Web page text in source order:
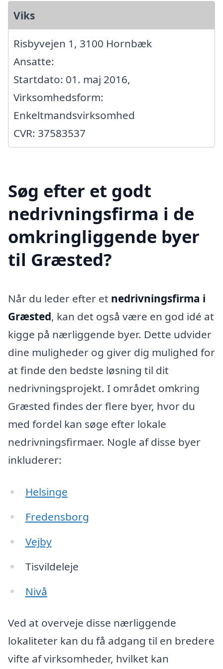
Viks
Risbyvejen 1, 3100 Hornbæk
Ansatte:
Startdato: 01. maj 2016,
Virksomhedsform:
Enkeltmandsvirksomhed
CVR: 37583537
Søg efter et godt
nedrivningsfirma i de
omkringliggende byer
til Græsted?
Når du leder efter et nedrivningsfirma i
Græsted, kan det også være en god idé at
kigge på nærliggende byer. Dette udvider
dine muligheder og giver dig mulighed for
at finde den bedste løsning til dit
nedrivningsprojekt. I området omkring
Græsted findes der flere byer, hvor du
med fordel kan søge efter lokale
nedrivningsfirmaer. Nogle af disse byer
inkluderer:
Helsinge
Fredensborg
Vejby
Tisvildeleje
Nivå
Ved at overveje disse nærliggende
lokaliteter kan du få adgang til en bredere
vifte af virksomheder, hvilket kan